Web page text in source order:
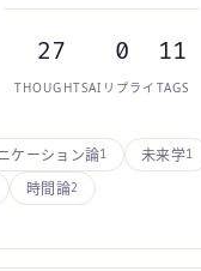
27
THOUGHTS
0
AIリプライ
11
TAGS
ケーション論1 未来学1
時間論2